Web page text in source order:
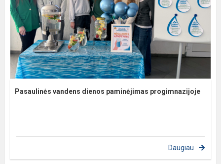
Pasaulinės vandens dienos paminėjimas progimnazijoje
Daugiau